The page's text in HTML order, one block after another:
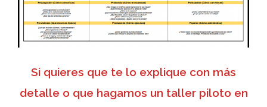
Si quieres que te lo explique con más
detalle o que hagamos un taller piloto en